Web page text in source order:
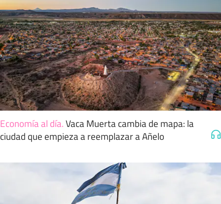
Economía al día.Vaca Muerta cambia de mapa: la
ciudad que empieza a reemplazar a Añelo